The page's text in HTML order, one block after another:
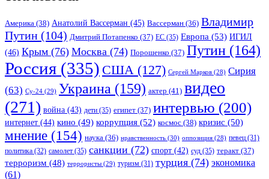
Америка (38) Анатолий Вассерман (45) Вассерман (36) Владимир
Путин (104) Дмитрий Потапенко (37) ЕС (35) Европа (53) ИГИЛ
(46) Крым (76) Москва (74) Порошенко (37) Путин (164)
Россия (335) США (127) Сергей Марков (28) Сирия
(63) Су-24 (29) Украина (159) актер (41) видео
(271) война (43) дети (35) египет (37) интервью (200)
интернет (44) кино (49) коррупция (52) космос (38) кризис (50)
мнение (154) наука (36) нравственность (30) оппозиция (28) певец (31)
политика (32) самолет (35) санкции (72) спорт (42) суд (35) теракт (37)
терроризм (48) террористы (29) туризм (31) турция (74) экономика
(61)